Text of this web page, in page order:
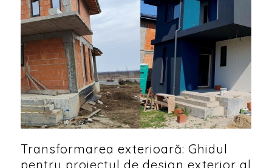
Transformarea exterioară: Ghidul
pentru proiectul de design exterior al